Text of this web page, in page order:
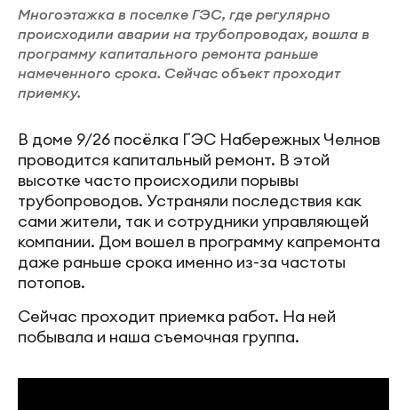
Многоэтажка в поселке ГЭС, где регулярно
происходили аварии на трубопроводах, вошла в
программу капитального ремонта раньше
намеченного срока. Сейчас объект проходит
приемку.
В доме 9/26 посёлка ГЭС Набережных Челнов
проводится капитальный ремонт. В этой
высотке часто происходили порывы
трубопроводов. Устраняли последствия как
сами жители, так и сотрудники управляющей
компании. Дом вошел в программу капремонта
даже раньше срока именно из-за частоты
потопов.
Сейчас проходит приемка работ. На ней
побывала и наша съемочная группа.